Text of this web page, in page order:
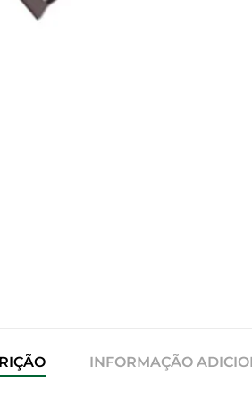
INFORMAÇÃO